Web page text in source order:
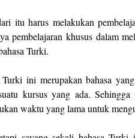
itu harus melakukan
pembelajaran khusus dalam
Turki.
Turki ini merupakan bahasa
kursus yang ada.
waktu yang lama untuk